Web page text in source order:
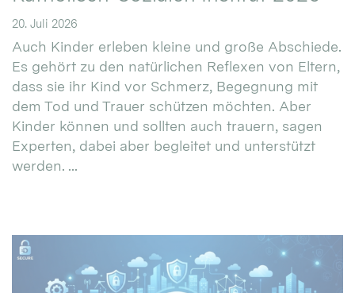
20. Juli 2026
Auch Kinder erleben kleine und große Abschiede.
Es gehört zu den natürlichen Reflexen von Eltern,
dass sie ihr Kind vor Schmerz, Begegnung mit
dem Tod und Trauer schützen möchten. Aber
Kinder können und sollten auch trauern, sagen
Experten, dabei aber begleitet und unterstützt
werden. ...